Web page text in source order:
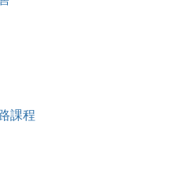
課程